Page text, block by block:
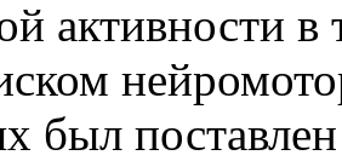
активности в
был